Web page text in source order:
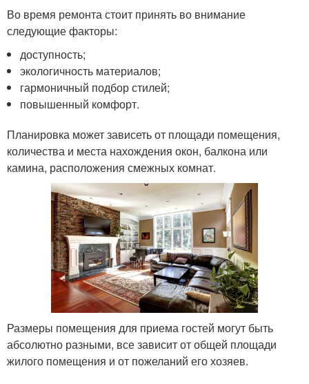
Во время ремонта стоит принять во внимание
следующие факторы:
доступность;
экологичность материалов;
гармоничный подбор стилей;
повышенный комфорт.
Планировка может зависеть от площади помещения,
количества и места нахождения окон, балкона или
камина, расположения смежных комнат.
Размеры помещения для приема гостей могут быть
абсолютно разными, все зависит от общей площади
жилого помещения и от пожеланий его хозяев.